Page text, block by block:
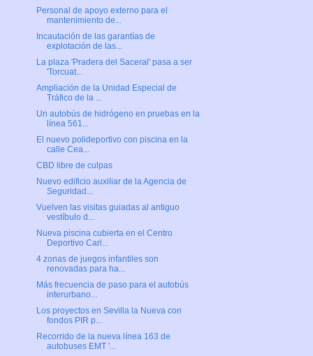
Personal de apoyo externo para el
mantenimiento de...
Incautación de las garantías de
explotación de las...
La plaza 'Pradera del Saceral' pasa a ser
'Torcuat...
Ampliación de la Unidad Especial de
Tráfico de la ...
Un autobús de hidrógeno en pruebas en la
línea 561...
El nuevo polideportivo con piscina en la
calle Cea...
CBD libre de culpas
Nuevo edificio auxiliar de la Agencia de
Seguridad...
Vuelven las visitas guiadas al antiguo
vestíbulo d...
Nueva piscina cubierta en el Centro
Deportivo Carl...
4 zonas de juegos infantiles son
renovadas para ha...
Más frecuencia de paso para el autobús
interurbano...
Los proyectos en Sevilla la Nueva con
fondos PIR p...
Recorrido de la nueva línea 163 de
autobuses EMT '...